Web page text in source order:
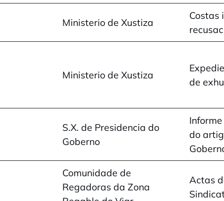
opens in a new tabMinisterio de Xustiza
Costas
opens in a new tabMinisterio de Xustiza
de
opens in a new tab
S.X. de Presidencia do
Goberno
do
opens in a new tab
Comunidade de
Regadoras da Zona
Actas